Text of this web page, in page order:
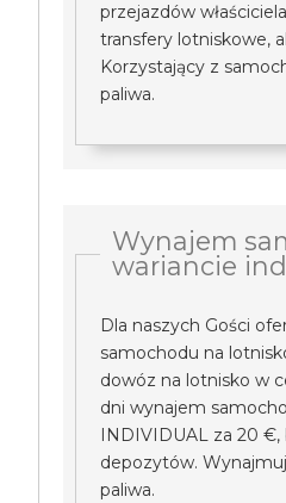
przejazdów
transfery lotniskowe,
Korzystający z
paliwa.
Wynajem
wariancie
Dla naszych Gości
samochodu na
dowóz na lotnisko w
dni wynajem
INDIVIDUAL za 20 €,
depozytów.
paliwa.